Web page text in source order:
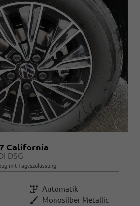
California
DSG
mit Tageszulassung
Getriebe Automatik
Außenfarbe Monosilber Metallic